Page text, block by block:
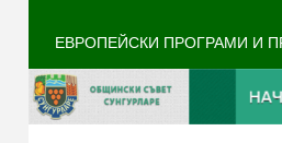
ЕВРОПЕЙСКИ ПРОГРАМИ И